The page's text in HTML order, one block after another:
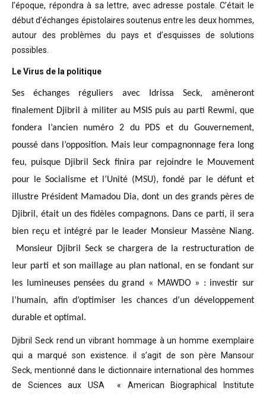
l’époque, répondra à sa lettre, avec adresse postale. C’était le
début d’échanges épistolaires soutenus entre les deux hommes,
autour des problèmes du pays et d’esquisses de solutions
possibles.
Le Virus de la politique
Ses échanges réguliers avec Idrissa Seck, amèneront
finalement Djibril à militer au MSIS puis au parti Rewmi, que
fondera l’ancien numéro 2 du PDS et du Gouvernement,
poussé dans l’opposition. Mais leur compagnonnage fera long
feu, puisque Djibril Seck finira par rejoindre le Mouvement
pour le Socialisme et l’Unité (MSU), fondé par le défunt et
illustre Président Mamadou Dia, dont un des grands pères de
Djibril, était un des fidèles compagnons. Dans ce parti, il sera
bien reçu et intégré par le leader Monsieur Massène Niang.
Monsieur Djibril Seck se chargera de la restructuration de
leur parti et son maillage au plan national, en se fondant sur
les lumineuses pensées du grand « MAWDO » : investir sur
l’humain, afin d’optimiser les chances d’un développement
durable et optimal.
Djibril Seck rend un vibrant hommage à un homme exemplaire
qui a marqué son existence. il s’agit de son père Mansour
Seck,mentionné dans le dictionnaire international des hommes
de Sciences aux USA « American Biographical Institute